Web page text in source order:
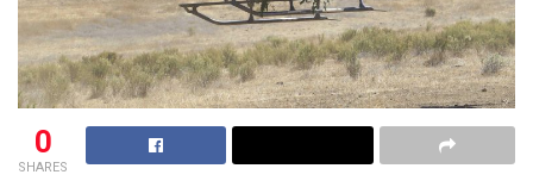
0
SHARES